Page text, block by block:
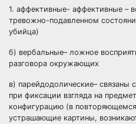
1. аффективные- аффективные –
тревожно-подавленном
убийца)
б) вербальные– ложное
разговора окружающих
в) парейдодолические– связаны
при фиксации взгляда на
конфигурацию (в
устрашающие картины,